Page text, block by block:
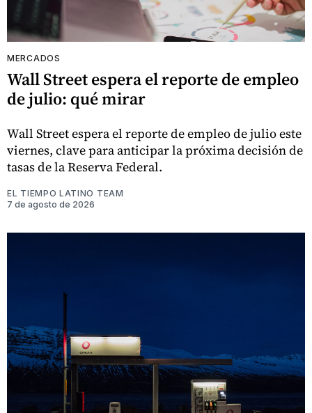
MERCADOS
Wall Street espera el reporte de empleo
de julio: qué mirar
Wall Street espera el reporte de empleo de julio este
viernes, clave para anticipar la próxima decisión de
tasas de la Reserva Federal.
EL TIEMPO LATINO TEAM
7 de agosto de 2026